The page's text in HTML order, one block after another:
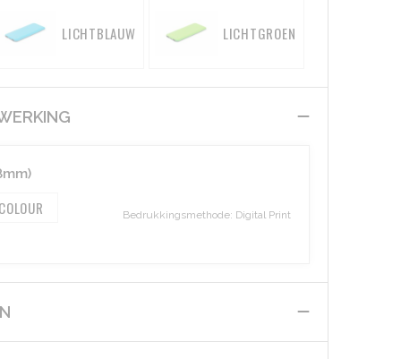
LICHTBLAUW LICHTGROEN
Bedrukkingsmethode: Digital Print